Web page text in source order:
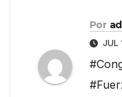
Por
JUL